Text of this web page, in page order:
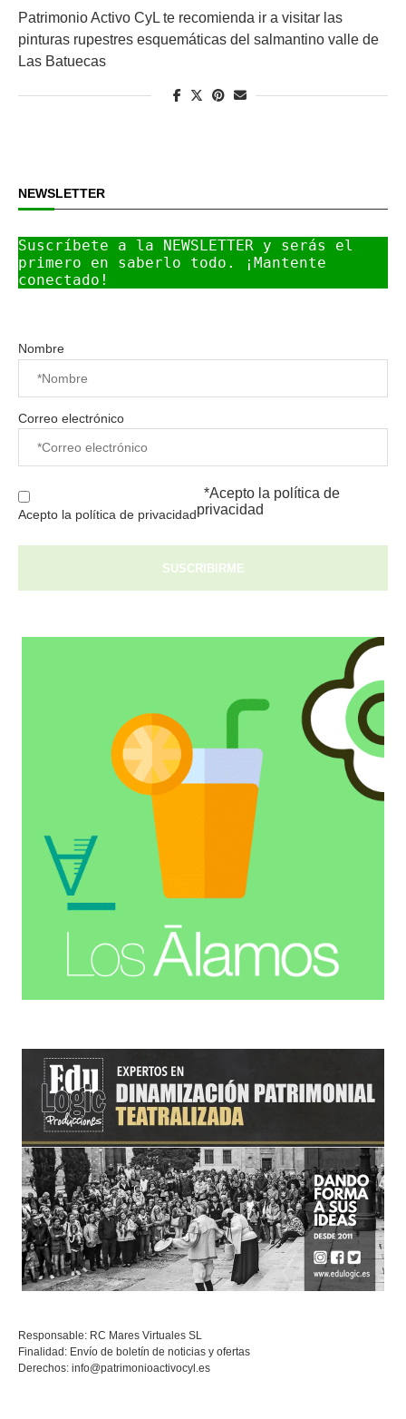
Patrimonio Activo CyL te recomienda ir a visitar las
pinturas rupestres esquemáticas del salmantino valle de
Las Batuecas
NEWSLETTER
Suscríbete a la NEWSLETTER y serás el
primero en saberlo todo. ¡Mantente
conectado!
Nombre
Correo electrónico
Acepto la política de privacidad
*Acepto la política de
privacidad
Responsable: RC Mares Virtuales SL
Finalidad: Envío de boletín de noticias y ofertas
Derechos: info@patrimonioactivocyl.es